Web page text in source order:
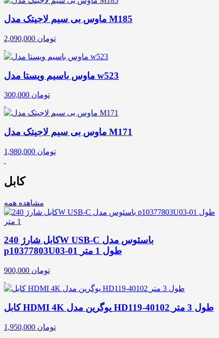
ماوس بی سیم لاجیتک مدل M185
2,090,000 تومان
ماوس باسیم ویستا مدل w523
300,000 تومان
ماوس بی سیم لاجیتک مدل M171
1,980,000 تومان
کابل
مشاهده همه
کابل شارژ 240W USB-C باسئوس مدل
p10377803U03-01 طول 1 متر
900,000 تومان
کابل HDMI 4K یوگرین مدل HD119-40102 طول 3 متر
1,950,000 تومان